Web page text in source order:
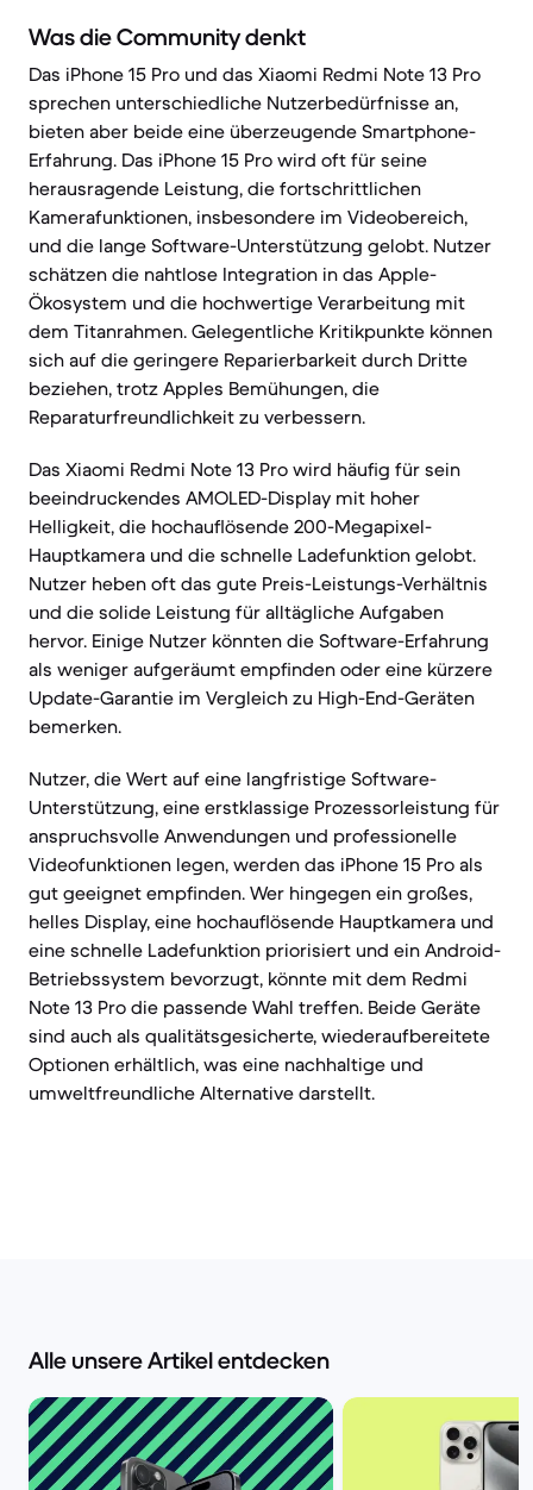
Was die Community denkt
Das iPhone 15 Pro und das Xiaomi Redmi Note 13 Pro
sprechen unterschiedliche Nutzerbedürfnisse an,
bieten aber beide eine überzeugende Smartphone-
Erfahrung. Das iPhone 15 Pro wird oft für seine
herausragende Leistung, die fortschrittlichen
Kamerafunktionen, insbesondere im Videobereich,
und die lange Software-Unterstützung gelobt. Nutzer
schätzen die nahtlose Integration in das Apple-
Ökosystem und die hochwertige Verarbeitung mit
dem Titanrahmen. Gelegentliche Kritikpunkte können
sich auf die geringere Reparierbarkeit durch Dritte
beziehen, trotz Apples Bemühungen, die
Reparaturfreundlichkeit zu verbessern.
Das Xiaomi Redmi Note 13 Pro wird häufig für sein
beeindruckendes AMOLED-Display mit hoher
Helligkeit, die hochauflösende 200-Megapixel-
Hauptkamera und die schnelle Ladefunktion gelobt.
Nutzer heben oft das gute Preis-Leistungs-Verhältnis
und die solide Leistung für alltägliche Aufgaben
hervor. Einige Nutzer könnten die Software-Erfahrung
als weniger aufgeräumt empfinden oder eine kürzere
Update-Garantie im Vergleich zu High-End-Geräten
bemerken.
Nutzer, die Wert auf eine langfristige Software-
Unterstützung, eine erstklassige Prozessorleistung für
anspruchsvolle Anwendungen und professionelle
Videofunktionen legen, werden das iPhone 15 Pro als
gut geeignet empfinden. Wer hingegen ein großes,
helles Display, eine hochauflösende Hauptkamera und
eine schnelle Ladefunktion priorisiert und ein Android-
Betriebssystem bevorzugt, könnte mit dem Redmi
Note 13 Pro die passende Wahl treffen. Beide Geräte
sind auch als qualitätsgesicherte, wiederaufbereitete
Optionen erhältlich, was eine nachhaltige und
umweltfreundliche Alternative darstellt.
Alle unsere Artikel entdecken